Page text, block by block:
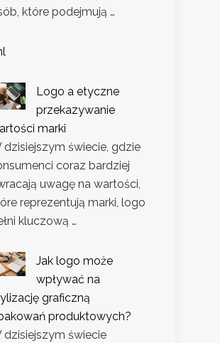
które podejmują …
Logo a etyczne
przekazywanie
marki
dzisiejszym świecie, gdzie
coraz bardziej
uwagę na wartości,
reprezentują marki, logo
kluczową …
Jak logo może
wpływać na
graficzną
produktowych?
dzisiejszym świecie